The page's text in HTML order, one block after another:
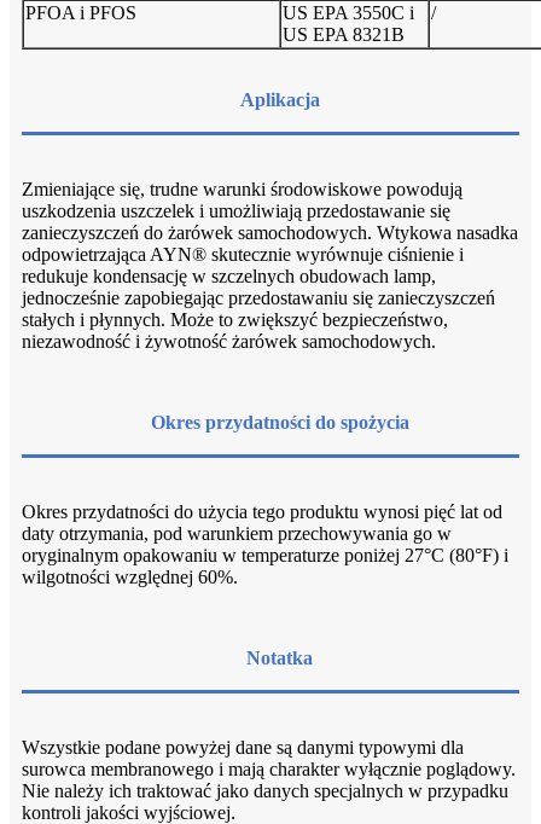
PFOA i PFOS
US EPA 3550C i
US EPA 8321B
/
Aplikacja
Zmieniające się, trudne warunki środowiskowe powodują
uszkodzenia uszczelek i umożliwiają przedostawanie się
zanieczyszczeń do żarówek samochodowych. Wtykowa nasadka
odpowietrzająca AYN® skutecznie wyrównuje ciśnienie i
redukuje kondensację w szczelnych obudowach lamp,
jednocześnie zapobiegając przedostawaniu się zanieczyszczeń
stałych i płynnych. Może to zwiększyć bezpieczeństwo,
niezawodność i żywotność żarówek samochodowych.
Okres przydatności do spożycia
Okres przydatności do użycia tego produktu wynosi pięć lat od
daty otrzymania, pod warunkiem przechowywania go w
oryginalnym opakowaniu w temperaturze poniżej 27°C (80°F) i
wilgotności względnej 60%.
Notatka
Wszystkie podane powyżej dane są danymi typowymi dla
surowca membranowego i mają charakter wyłącznie poglądowy.
Nie należy ich traktować jako danych specjalnych w przypadku
kontroli jakości wyjściowej.